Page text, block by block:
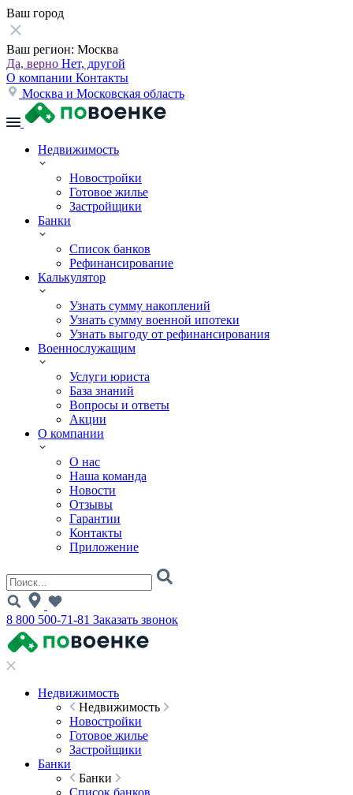
Ваш город
Ваш регион: Москва
Да, верно Нет, другой
О компании Контакты
Москва и Московская область
Недвижимость
Новостройки
Готовое жилье
Застройщики
Банки
Список банков
Рефинансирование
Калькулятор
Узнать сумму накоплений
Узнать сумму военной ипотеки
Узнать выгоду от рефинансирования
Военнослужащим
Услуги юриста
База знаний
Вопросы и ответы
Акции
О компании
О нас
Наша команда
Новости
Отзывы
Гарантии
Контакты
Приложение
8 800 500-71-81 Заказать звонок
Недвижимость
Недвижимость
Новостройки
Готовое жилье
Застройщики
Банки
Банки
Список банков